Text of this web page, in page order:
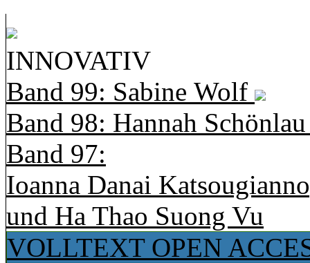
INNOVATIV
Band 99: Sabine Wolf
Band 98: Hannah
Band 97:
Ioanna Danai
und Ha Thao Suong Vu
VOLLTEXT OPEN